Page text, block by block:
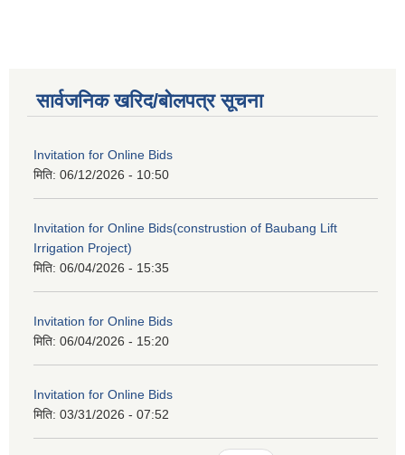
सार्वजनिक खरिद/बोलपत्र सूचना
Invitation for Online Bids
मिति: 06/12/2026 - 10:50
Invitation for Online Bids(construstion of Baubang Lift
Irrigation Project)
मिति: 06/04/2026 - 15:35
Invitation for Online Bids
मिति: 06/04/2026 - 15:20
Invitation for Online Bids
मिति: 03/31/2026 - 07:52